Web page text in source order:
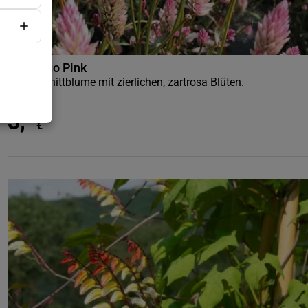
Flamingo Pink
Eine Schnittblume mit zierlichen, zartrosa Blüten.
3, €